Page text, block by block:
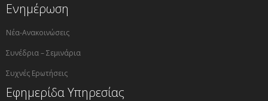
Ενημέρωση
Νέα-Ανακοινώσεις
Συνέδρια – Σεμινάρια
Συχνές Ερωτήσεις
Εφημερίδα Υπηρεσίας